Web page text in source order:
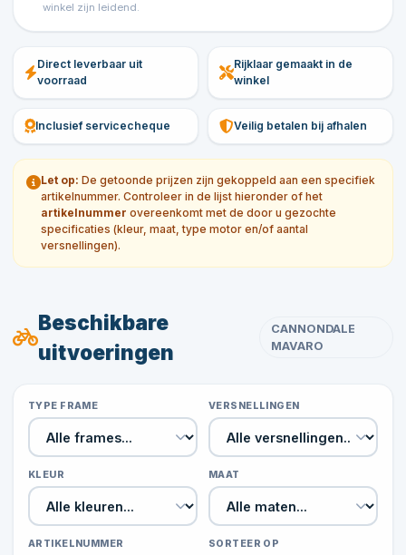
winkel zijn leidend.
Direct leverbaar uit
voorraad
Rijklaar gemaakt in de
winkel
Inclusief servicecheque Veilig betalen bij afhalen
Let op: De getoonde prijzen zijn gekoppeld aan een specifiek
artikelnummer. Controleer in de lijst hieronder of het
artikelnummer overeenkomt met de door u gezochte
specificaties (kleur, maat, type motor en/of aantal
versnellingen).
Beschikbare
uitvoeringen
CANNONDALE
MAVARO
TYPE FRAME VERSNELLINGEN
KLEUR MAAT
ARTIKELNUMMER SORTEER OP